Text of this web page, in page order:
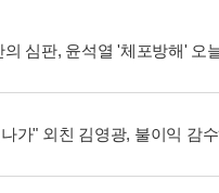
의 심판, 윤석열 '체포방해' 오
가" 외친 김영광, 불이익 감